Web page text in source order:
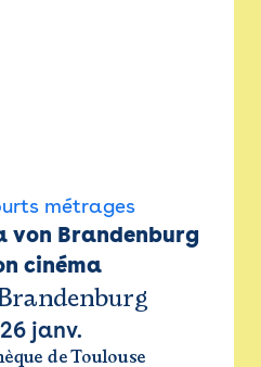
métrages
von Brandenburg
cinéma
26 janv.
de Toulouse